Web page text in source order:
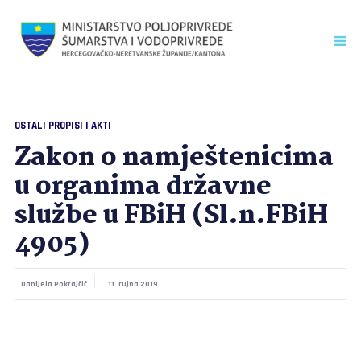
OSTALI PROPISI I AKTI
Zakon o namještenicima
u organima državne
službe u FBiH (Sl.n.FBiH
4905)
Danijela Pokrajčić 11. rujna 2019.